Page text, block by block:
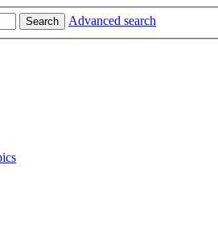
Search Advanced search